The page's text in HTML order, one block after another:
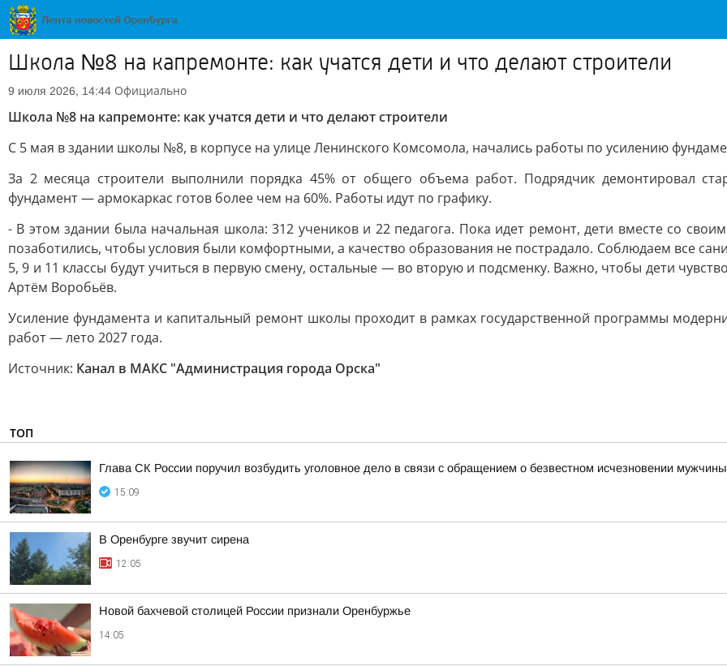
Школа №8 на капремонте: как учатся дети и что делают строители
9 июля 2026, 14:44 Официально
Школа №8 на капремонте: как учатся дети и что делают строители
С 5 мая в здании школы №8, в корпусе на улице Ленинского Комсомола, начались работы по усилению
За 2 месяца строители выполнили порядка 45% от общего объема работ. Подрядчик демонтировал
фундамент — армокаркас готов более чем на 60%. Работы идут по графику.
- В этом здании была начальная школа: 312 учеников и 22 педагога. Пока идет ремонт, дети вместе со
позаботились, чтобы условия были комфортными, а качество образования не пострадало. Соблюдаем все
5, 9 и 11 классы будут учиться в первую смену, остальные — во вторую и подсменку. Важно, чтобы дети
Артём Воробьёв.
Усиление фундамента и капитальный ремонт школы проходит в рамках государственной программы
работ — лето 2027 года.
Источник: Канал в МАКС "Администрация города Орска"
ТОП
Глава СК России поручил возбудить уголовное дело в связи с обращением о безвестном исчезновении
15:09
В Оренбурге звучит сирена
12:05
Новой бахчевой столицей России признали Оренбуржье
14:05